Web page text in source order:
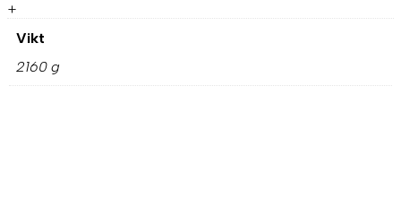
+
Vikt
2160 g